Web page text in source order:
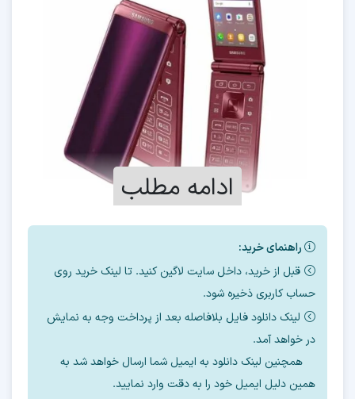
آموزش رایگان حذف FRP
سامسونگ G1650
در اینجا چند روش برای حذف
ابزارهای مختلف آموزش میدهیم.
ادامه مطلب
راهنمای خرید:
قبل از خرید، داخل سایت لاگین کنید. تا لینک خرید روی
حساب کاربری ذخیره شود.
لینک دانلود فایل بلافاصله بعد از پرداخت وجه به نمایش
در خواهد آمد.
همچنین لینک دانلود به ایمیل شما ارسال خواهد شد به
همین دلیل ایمیل خود را به دقت وارد نمایید.